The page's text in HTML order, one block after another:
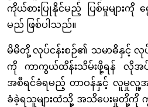
ကိုယ်စားပြုနိုင်မည့် ပြစ်မှုများကို ရွ
မည် ဖြစ်ပါသည်။
မိမိတို့ လုပ်ငန်းစဉ်၏ သမာဓိနှင့် လု
ကို ကာကွယ်ထိန်းသိမ်းဖို့ရန် လိုအ
အစီရင်ခံရမည့် တာဝန်နှင့် လူမှုလူ့အ
ခံခဲ့ရသူများထံသို့ အသိပေးမှုတို့ကို က